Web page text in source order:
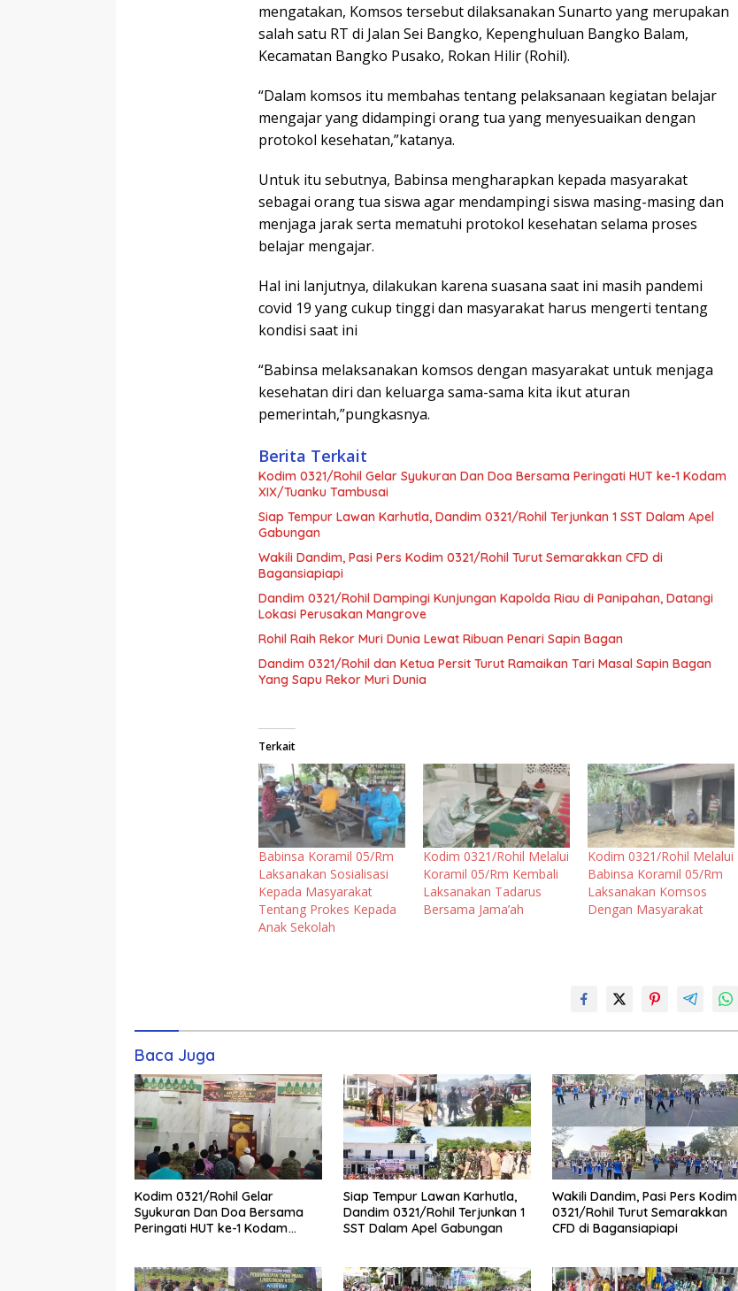
mengatakan, Komsos tersebut dilaksanakan Sunarto yang merupakan
salah satu RT di Jalan Sei Bangko, Kepenghuluan Bangko Balam,
Kecamatan Bangko Pusako, Rokan Hilir (Rohil).
“Dalam komsos itu membahas tentang pelaksanaan kegiatan belajar
mengajar yang didampingi orang tua yang menyesuaikan dengan
protokol kesehatan,”katanya.
Untuk itu sebutnya, Babinsa mengharapkan kepada masyarakat
sebagai orang tua siswa agar mendampingi siswa masing-masing dan
menjaga jarak serta mematuhi protokol kesehatan selama proses
belajar mengajar.
Hal ini lanjutnya, dilakukan karena suasana saat ini masih pandemi
covid 19 yang cukup tinggi dan masyarakat harus mengerti tentang
kondisi saat ini
“Babinsa melaksanakan komsos dengan masyarakat untuk menjaga
kesehatan diri dan keluarga sama-sama kita ikut aturan
pemerintah,”pungkasnya.
Berita Terkait
Kodim 0321/Rohil Gelar Syukuran Dan Doa Bersama Peringati HUT ke-1 Kodam
XIX/Tuanku Tambusai
Siap Tempur Lawan Karhutla, Dandim 0321/Rohil Terjunkan 1 SST Dalam Apel
Gabungan
Wakili Dandim, Pasi Pers Kodim 0321/Rohil Turut Semarakkan CFD di
Bagansiapiapi
Dandim 0321/Rohil Dampingi Kunjungan Kapolda Riau di Panipahan, Datangi
Lokasi Perusakan Mangrove
Rohil Raih Rekor Muri Dunia Lewat Ribuan Penari Sapin Bagan
Dandim 0321/Rohil dan Ketua Persit Turut Ramaikan Tari Masal Sapin Bagan
Yang Sapu Rekor Muri Dunia
Terkait
Babinsa Koramil 05/Rm
Laksanakan Sosialisasi
Kepada Masyarakat
Tentang Prokes Kepada
Anak Sekolah
Kodim 0321/Rohil Melalui
Koramil 05/Rm Kembali
Laksanakan Tadarus
Bersama Jama’ah
Kodim 0321/Rohil Melalui
Babinsa Koramil 05/Rm
Laksanakan Komsos
Dengan Masyarakat
Komentar
Baca Juga
Kodim 0321/Rohil Gelar
Syukuran Dan Doa Bersama
Peringati HUT ke-1 Kodam
Siap Tempur Lawan Karhutla,
Dandim 0321/Rohil Terjunkan 1
SST Dalam Apel Gabungan
Wakili Dandim, Pasi Pers Kodim
0321/Rohil Turut Semarakkan
CFD di Bagansiapiapi